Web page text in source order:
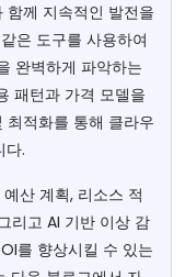
함께 지속적인 발전을
은 도구를 사용하여
완벽하게 파악하는
패턴과 가격 모델을
최적화를 통해 클라우
다.
산 계획, 리소스 적
리고 AI 기반 이상 감
를 향상시킬 수 있는